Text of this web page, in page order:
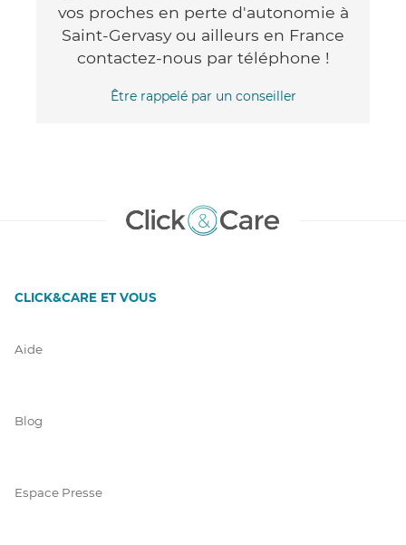
vos proches en perte d'autonomie à
Saint-Gervasy ou ailleurs en France
contactez-nous par téléphone !
Être rappelé par un conseiller
CLICK&CARE ET VOUS
Aide
Blog
Espace Presse